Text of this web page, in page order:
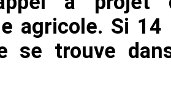
agricole. Si
se trouve